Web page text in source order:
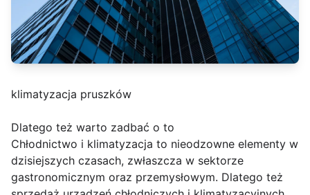
klimatyzacja pruszków
Dlatego też warto zadbać o to
Chłodnictwo i klimatyzacja to nieodzowne elementy w
dzisiejszych czasach, zwłaszcza w sektorze
gastronomicznym oraz przemysłowym. Dlatego też